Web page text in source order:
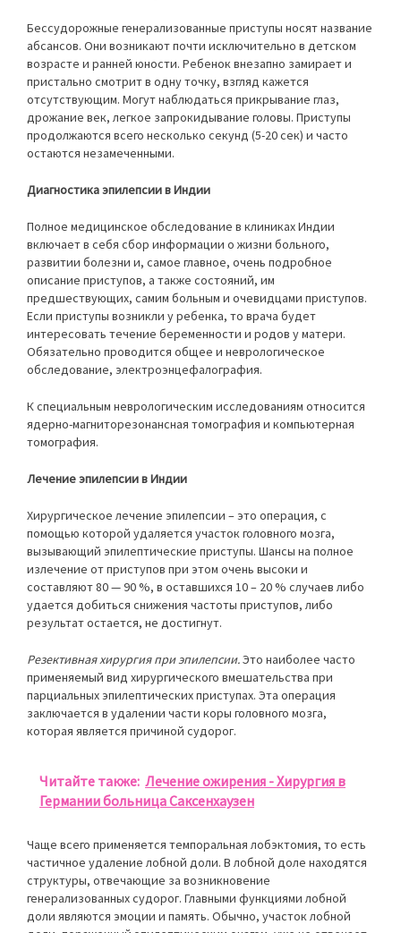
Бессудорожные генерализованные приступы носят название
абсансов. Они возникают почти исключительно в детском
возрасте и ранней юности. Ребенок внезапно замирает и
пристально смотрит в одну точку, взгляд кажется
отсутствующим. Могут наблюдаться прикрывание глаз,
дрожание век, легкое запрокидывание головы. Приступы
продолжаются всего несколько секунд (5-20 сек) и часто
остаются незамеченными.
Диагностика эпилепсии в Индии
Полное медицинское обследование в клиниках Индии
включает в себя сбор информации о жизни больного,
развитии болезни и, самое главное, очень подробное
описание приступов, а также состояний, им
предшествующих, самим больным и очевидцами приступов.
Если приступы возникли у ребенка, то врача будет
интересовать течение беременности и родов у матери.
Обязательно проводится общее и неврологическое
обследование, электроэнцефалография.
К специальным неврологическим исследованиям относится
ядерно-магниторезонансная томография и компьютерная
томография.
Лечение эпилепсии в Индии
Хирургическое лечение эпилепсии – это операция, с
помощью которой удаляется участок головного мозга,
вызывающий эпилептические приступы. Шансы на полное
излечение от приступов при этом очень высоки и
составляют 80 — 90 %, в оставшихся 10 – 20 % случаев либо
удается добиться снижения частоты приступов, либо
результат остается, не достигнут.
Резективная хирургия при эпилепсии.Это наиболее часто
применяемый вид хирургического вмешательства при
парциальных эпилептических приступах. Эта операция
заключается в удалении части коры головного мозга,
которая является причиной судорог.
Читайте также: Лечение ожирения - Хирургия в
Германии больница Саксенхаузен
Чаще всего применяется темпоральная лобэктомия, то есть
частичное удаление лобной доли. В лобной доле находятся
структуры, отвечающие за возникновение
генерализованных судорог. Главными функциями лобной
доли являются эмоции и память. Обычно, участок лобной